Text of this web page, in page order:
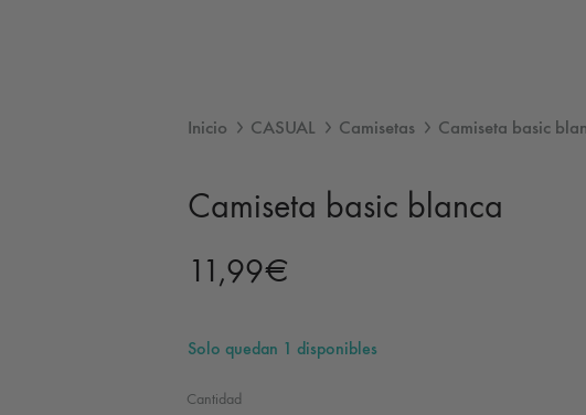
Inicio CASUAL Camisetas Camiseta basic
Camiseta basic blanca
11,99€
Solo quedan 1 disponibles
Cantidad